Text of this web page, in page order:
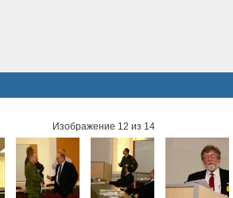
Изображение 12 из 14